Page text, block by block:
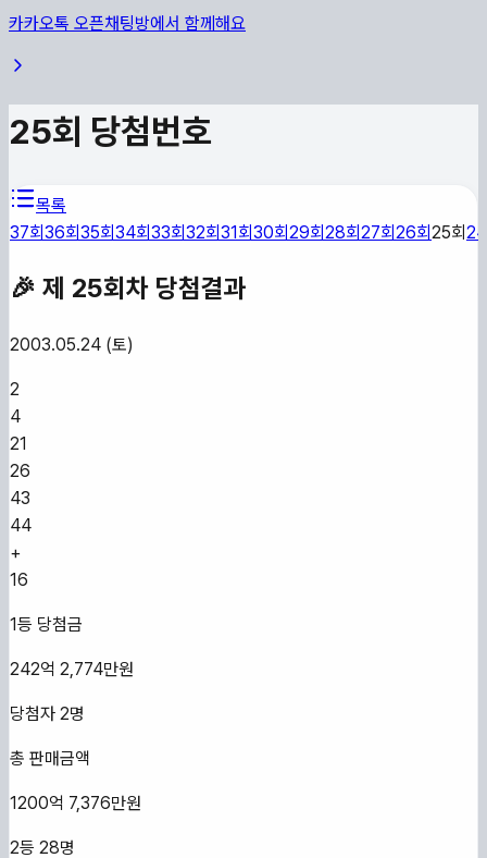
카카오톡 오픈채팅방에서 함께해요
25회 당첨번호
목록
37회36회35회34회33회32회31회30회29회28회27회26회25회24
🎉 제 25회차 당첨결과
2003.05.24 (토)
2
4
21
26
43
44
+
16
1등 당첨금
242억 2,774만원
당첨자 2명
총 판매금액
1200억 7,376만원
2등 28명